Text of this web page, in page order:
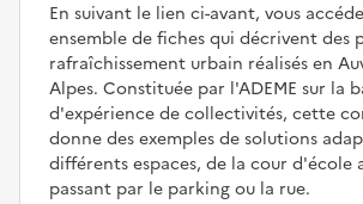
En suivant le lien ci-avant, vous
ensemble de fiches qui décrivent des
rafraîchissement urbain réalisés en
Alpes. Constituée par l'ADEME sur la
d'expérience de collectivités, cette
donne des exemples de solutions
différents espaces, de la cour d'école
passant par le parking ou la rue.